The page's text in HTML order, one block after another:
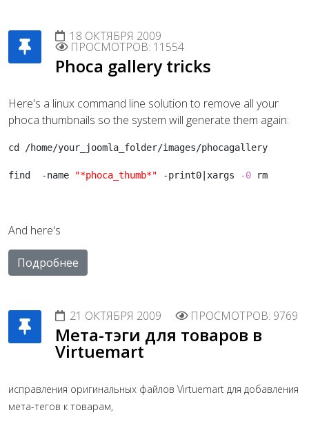
18 ОКТЯБРЯ 2009
ПРОСМОТРОВ: 11554
Phoca gallery tricks
Here's a linux command line solution to remove all your
phoca thumbnails so the system will generate them again:
cd /home/your_joomla_folder/images/phocagallery
find  -name "*phoca_thumb*" -print0|xargs -0 rm
And here's
Подробнее
21 ОКТЯБРЯ 2009 ПРОСМОТРОВ: 9769
Мета-тэги для товаров в
Virtuemart
исправления оригинальных файлов Virtuemart для добавления
мета-тегов к товарам,